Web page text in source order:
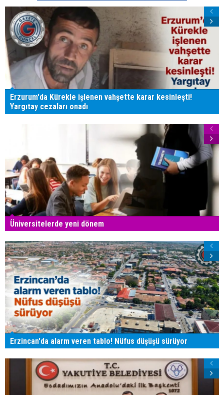
Erzurum'da Kürekle işlenen vahşette karar kesinleşti!
Yargıtay cezaları onadı
Üniversitelerde yeni dönem
Erzincan'da alarm veren tablo! Nüfus düşüşü sürüyor